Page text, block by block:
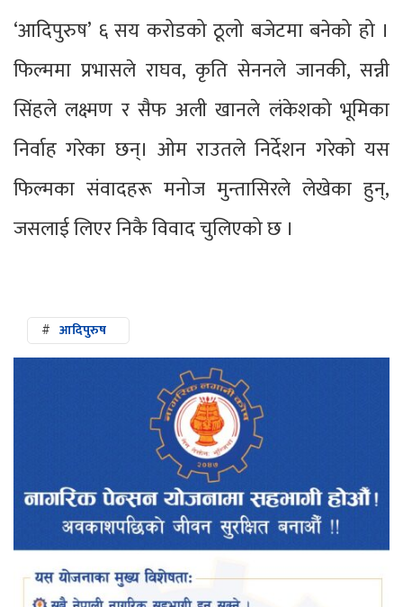
‘आदिपुरुष’ ६ सय करोडको ठूलो बजेटमा बनेको हो ।
फिल्ममा प्रभासले राघव, कृति सेननले जानकी, सन्नी
सिंहले लक्ष्मण र सैफ अली खानले लंकेशको भूमिका
निर्वाह गरेका छन्। ओम राउतले निर्देशन गरेको यस
फिल्मका संवादहरू मनोज मुन्तासिरले लेखेका हुन्,
जसलाई लिएर निकै विवाद चुलिएको छ ।
# आदिपुरुष